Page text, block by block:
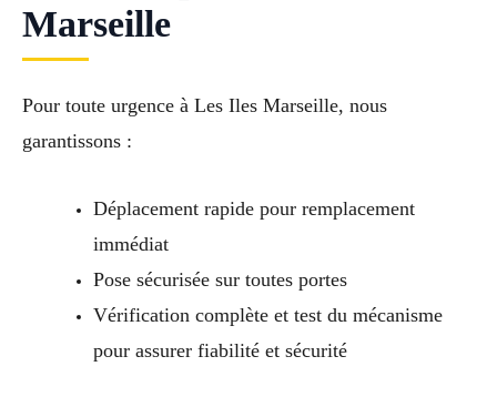
Marseille
Pour toute urgence à Les Iles Marseille, nous
garantissons :
Déplacement rapide pour remplacement
immédiat
Pose sécurisée sur toutes portes
Vérification complète et test du mécanisme
pour assurer fiabilité et sécurité